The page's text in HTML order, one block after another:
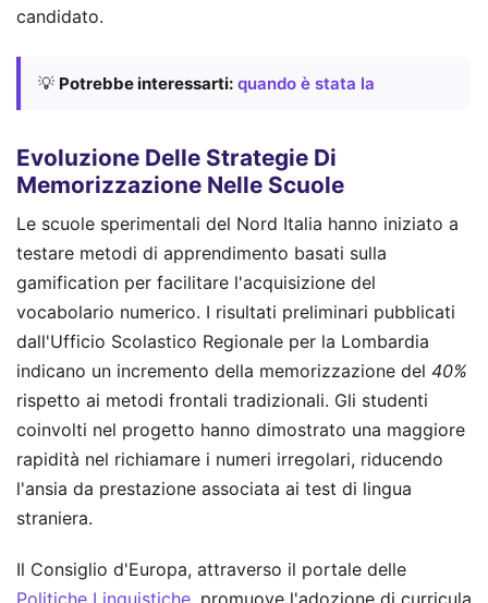
candidato.
💡 Potrebbe interessarti: quando è stata la
Evoluzione Delle Strategie Di
Memorizzazione Nelle Scuole
Le scuole sperimentali del Nord Italia hanno iniziato a
testare metodi di apprendimento basati sulla
gamification per facilitare l'acquisizione del
vocabolario numerico. I risultati preliminari pubblicati
dall'Ufficio Scolastico Regionale per la Lombardia
indicano un incremento della memorizzazione del 40%
rispetto ai metodi frontali tradizionali. Gli studenti
coinvolti nel progetto hanno dimostrato una maggiore
rapidità nel richiamare i numeri irregolari, riducendo
l'ansia da prestazione associata ai test di lingua
straniera.
Il Consiglio d'Europa, attraverso il portale delle